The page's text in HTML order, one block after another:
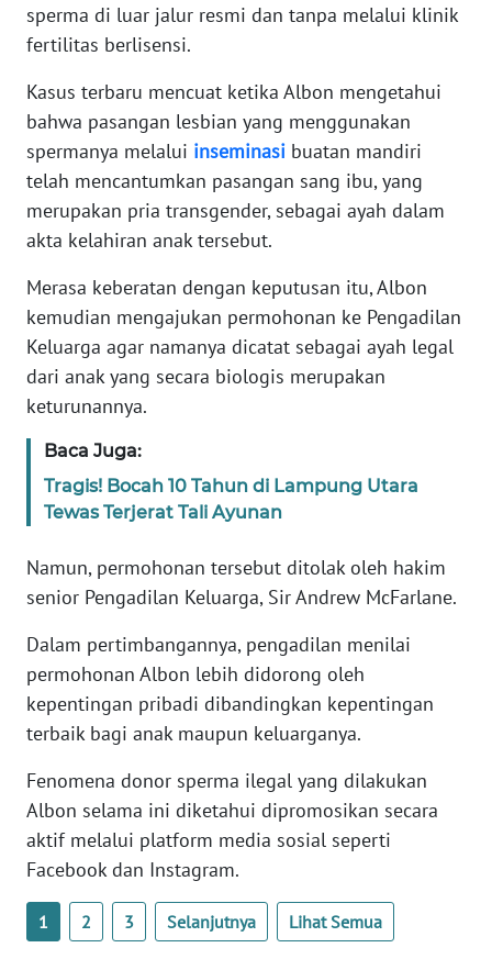
sperma di luar jalur resmi dan tanpa melalui klinik
fertilitas berlisensi.
Kasus terbaru mencuat ketika Albon mengetahui
bahwa pasangan lesbian yang menggunakan
spermanya melalui inseminasi buatan mandiri
telah mencantumkan pasangan sang ibu, yang
merupakan pria transgender, sebagai ayah dalam
akta kelahiran anak tersebut.
Merasa keberatan dengan keputusan itu, Albon
kemudian mengajukan permohonan ke Pengadilan
Keluarga agar namanya dicatat sebagai ayah legal
dari anak yang secara biologis merupakan
keturunannya.
Baca Juga:
Tragis! Bocah 10 Tahun di Lampung Utara
Tewas Terjerat Tali Ayunan
Namun, permohonan tersebut ditolak oleh hakim
senior Pengadilan Keluarga, Sir Andrew McFarlane.
Dalam pertimbangannya, pengadilan menilai
permohonan Albon lebih didorong oleh
kepentingan pribadi dibandingkan kepentingan
terbaik bagi anak maupun keluarganya.
Fenomena donor sperma ilegal yang dilakukan
Albon selama ini diketahui dipromosikan secara
aktif melalui platform media sosial seperti
Facebook dan Instagram.
1 2 3 Selanjutnya Lihat Semua
KARIR
DISCLAIMER
News
Regional
WN
WN
JAKARTA
WN
WN
BANTEN
WN
NTT
WN
KEPRI
WN
WN
PAPUA
RIAU